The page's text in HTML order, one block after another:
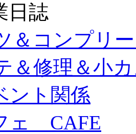
日誌
＆コンプリ
＆修理＆小
ント関係
ェ CAFE